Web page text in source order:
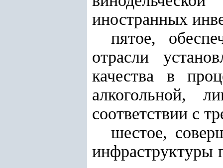
иностранных
пятое,
отрасли
качества в
алкогольной,
соответствии с
шестое,
инфраструктуры